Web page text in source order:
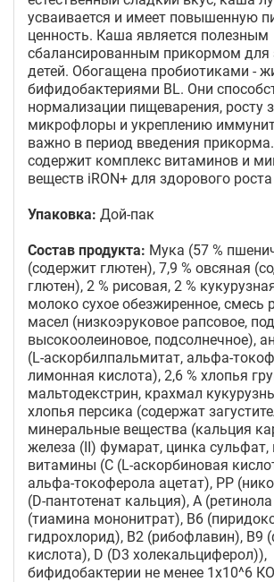
усваивается и имеет повышенную
ценность. Каша является полезным
сбалансированным прикормом для
детей. Обогащена пробиотиками -
бифидобактериями BL. Они
нормализации пищеварения, росту
микрофлоры и укреплению
важно в период введения
содержит комплекс витаминов и
веществ iRON+ для здорового
Упаковка: Дой-пак
Состав продукта: Мука (57 %
(содержит глютен), 7,9 % овсяная
глютен), 2 % рисовая, 2 %
молоко сухое обезжиренное, смесь
масел (низкоэруковое рапсовое,
высокоолеиновое, подсолнечное),
(L-аскорбилпальмитат, альфа-
лимонная кислота), 2,6 % хлопья
мальтодекстрин, крахмал
хлопья персика (содержат
минеральные вещества (кальция
железа (II) фумарат, цинка сульфат,
витамины (С (L-аскорбиновая
альфа-токоферола ацетат), РР
(D-пантотенат кальция), A
(тиамина мононитрат), В6
гидрохлорид), В2 (рибофлавин), B9
кислота), D (D3 холекальциферол)),
бифидобактерии не менее 1х10^6